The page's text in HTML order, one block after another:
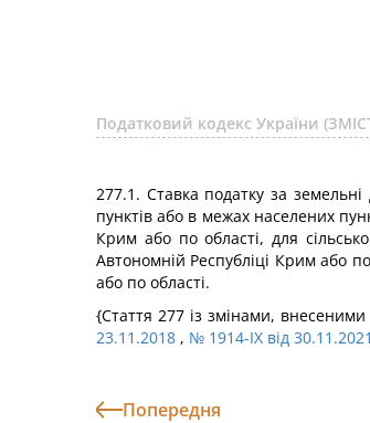
Податковий кодекс України
277.1. Ставка податку за
пунктів або в межах населених
Крим або по області, для
Автономній Республіці Крим або
або по області.
{Стаття 277 із змінами, внесеними
23.11.2018 , № 1914-IX від 30.11.2021
Попередня